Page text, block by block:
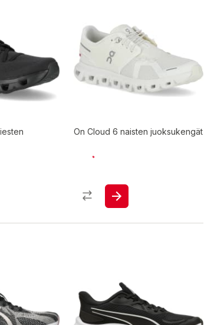
On Cloud 6 naisten juoksukengät